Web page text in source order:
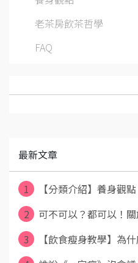
老茶房飲茶哲學
FAQ
最新文章
1
【分類介紹】養身觀
2
可不可以？都可以！
3
【飲食瘦身教學】為